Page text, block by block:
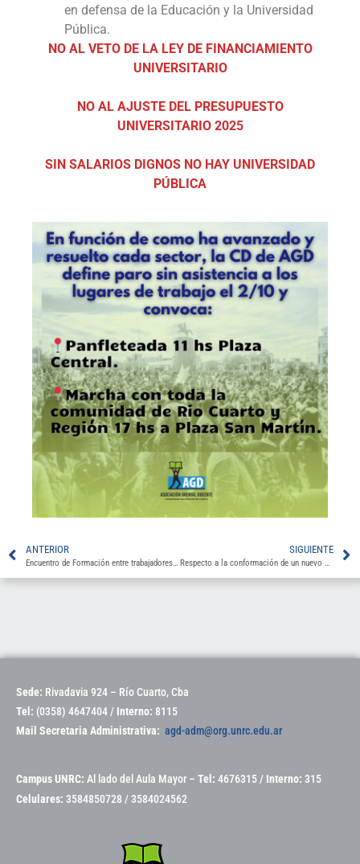
en defensa de la Educación y la Universidad
Pública.
NO AL VETO DE LA LEY DE FINANCIAMIENTO
UNIVERSITARIO
NO AL AJUSTE DEL PRESUPUESTO
UNIVERSITARIO 2025
SIN SALARIOS DIGNOS NO HAY UNIVERSIDAD
PÚBLICA
ANTERIOR SIGUIENTE
Sede: Rivadavia 924 – Río Cuarto, Cba
Tel: (0358) 4647404 / Interno: 8115
Mail Secretaria Administrativa: agd-adm@org.unrc.edu.ar
Campus UNRC: Al lado del Aula Mayor – Tel: 4676315 / Interno: 315
Celulares: 3584850728 / 3584024562